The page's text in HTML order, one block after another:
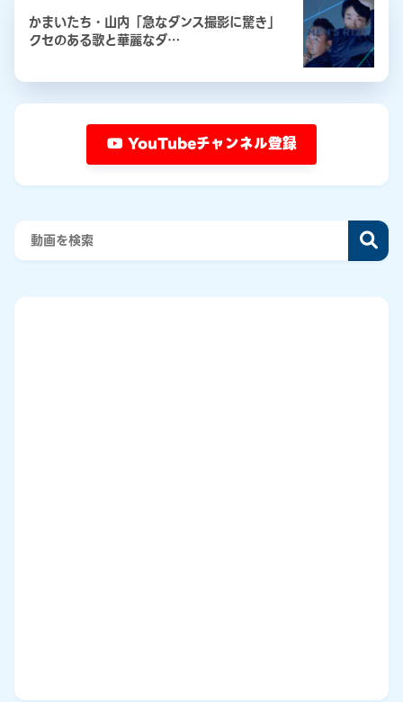
かまいたち・山内「急なダンス撮影に驚き」
クセのある歌と華麗なダ…
YouTubeチャンネル登録